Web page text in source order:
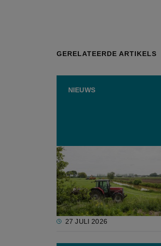
GERELATEERDE ARTIKELS
NIEUWS
Europese evaluatie bevat
weinig lof voor Vlaamse
nitraataanpak in 2020-2023
27 JULI 2026